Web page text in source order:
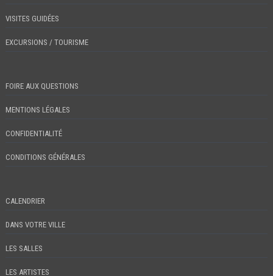
VISITES GUIDÉES
EXCURSIONS / TOURISME
FOIRE AUX QUESTIONS
MENTIONS LÉGALES
CONFIDENTIALITÉ
CONDITIONS GÉNÉRALES
CALENDRIER
DANS VOTRE VILLE
LES SALLES
LES ARTISTES